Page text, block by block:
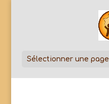
Sélectionner une page